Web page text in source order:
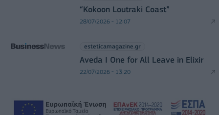
“Kokoon Loutraki Coast”
28/07/2026 - 12:07
esteticamagazine.gr
Aveda I One for All Leave in Elixir
22/07/2026 - 13:20